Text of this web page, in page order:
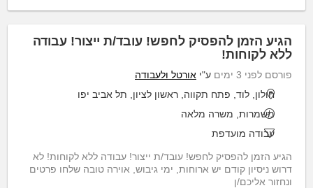
הגיע הזמן להפסיק לחפש! עובד/ת ייצור! עבודה
ללא לקוחות!
פורסם לפני 3 ימים ע"י אורטל ולעבודה
חולון, לוד, פתח תקווה, ראשון לציון, תל אביב יפו
משמרות, משרה מלאה
עבודה מועדפת
הגיע הזמן להפסיק לחפש! עובד/ת ייצור! עבודה ללא לקוחות! לא
דרוש ניסיון קודם יש ארוחות, ימי גיבוש, אוירה טובה שלחו פרטים
ונחזור אליכם/ן